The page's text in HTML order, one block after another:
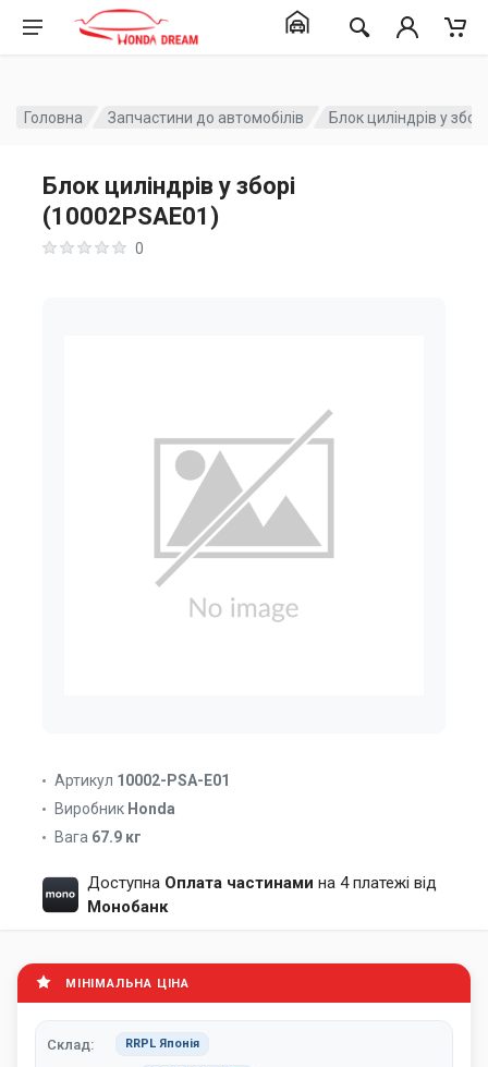
Головна Запчастини до автомобілів Блок циліндрів у
Блок циліндрів у зборі
(10002PSAE01)
0
Артикул 10002-PSA-E01
Виробник Honda
Вага 67.9 кг
Доступна Оплата частинами на 4 платежі від
Монобанк
МІНІМАЛЬНА ЦІНА
Склад: RRPL Японія